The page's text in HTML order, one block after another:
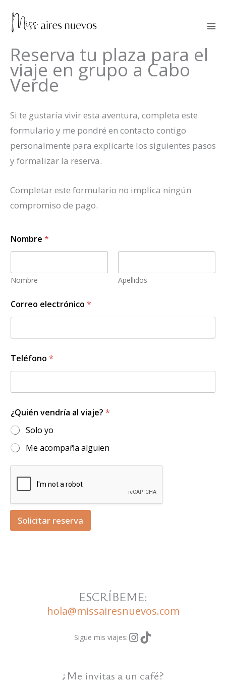
Reserva tu plaza para el
viaje en grupo a Cabo
Verde
Si te gustaría vivir esta aventura, completa este
formulario y me pondré en contacto contigo
personalmente para explicarte los siguientes pasos
y formalizar la reserva.
Completar este formulario no implica ningún
compromiso de pago.
Nombre *
Nombre Apellidos
Correo electrónico *
a
e
a
l
*
Teléfono *
¿Quién vendría al viaje? *
Solo yo
Me acompaña alguien
Solicitar reserva
ESCRÍBEME:
hola@missairesnuevos.com
Sigue mis viajes: Instagram
TikTok
¿Me invitas a un café?